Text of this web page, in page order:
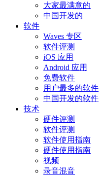
大家最满意的
中国开发的
软件
Waves 专区
软件评测
iOS 应用
Android 应用
免费软件
用户最多的软件
中国开发的软件
技术
硬件评测
软件评测
软件使用指南
硬件使用指南
视频
录音混音